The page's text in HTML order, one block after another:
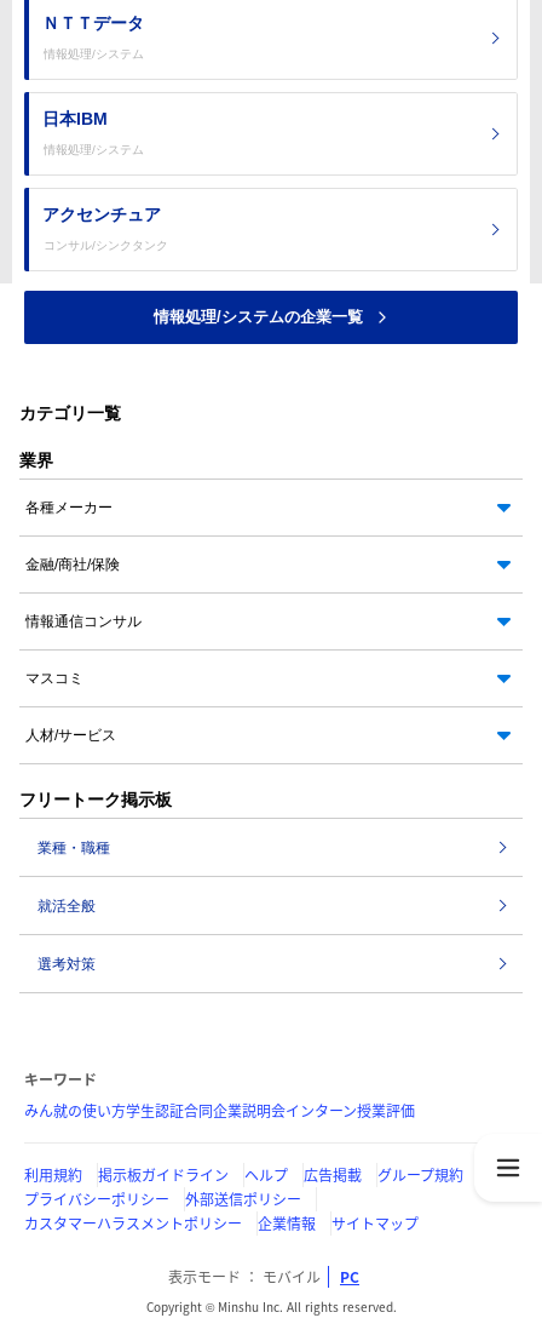
ＮＴＴデータ
情報処理/システム
日本IBM
情報処理/システム
アクセンチュア
コンサル/シンクタンク
情報処理/システムの企業一覧
カテゴリ一覧
業界
各種メーカー
金融/商社/保険
情報通信コンサル
マスコミ
人材/サービス
フリートーク掲示板
業種・職種
就活全般
選考対策
キーワード
みん就の使い方学生認証合同企業説明会インターン授業評価
利用規約 掲示板ガイドライン ヘルプ 広告掲載
グループ規約
プライバシーポリシー
外部送信ポリシー
カスタマーハラスメントポリシー
企業情報 サイトマップ
表示モード モバイル PC
Copyright © Minshu Inc. All rights reserved.